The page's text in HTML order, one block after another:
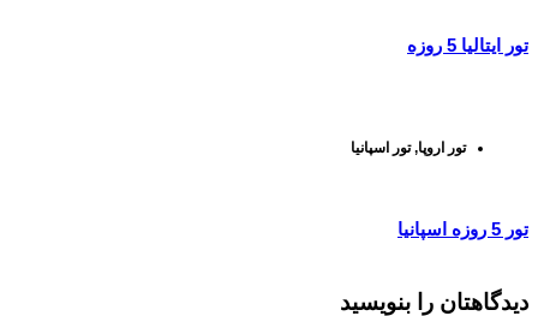
تور ایتالیا 5 روزه
تور اروپا,تور اسپانیا
تور 5 روزه اسپانیا
دیدگاهتان را بنویسید